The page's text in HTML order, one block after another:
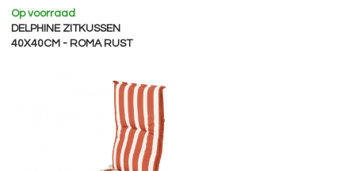
Op voorraad
DELPHINE ZITKUSSEN
40X40CM - ROMA RUST